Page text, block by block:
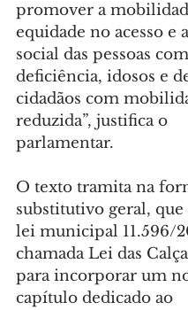
promover a
equidade no acesso e
social das pessoas com
deficiência, idosos e
cidadãos com
reduzida”, justifica o
parlamentar.
O texto tramita na
substitutivo geral, que
lei municipal 11.596/
chamada Lei das
para incorporar um
capítulo dedicado ao